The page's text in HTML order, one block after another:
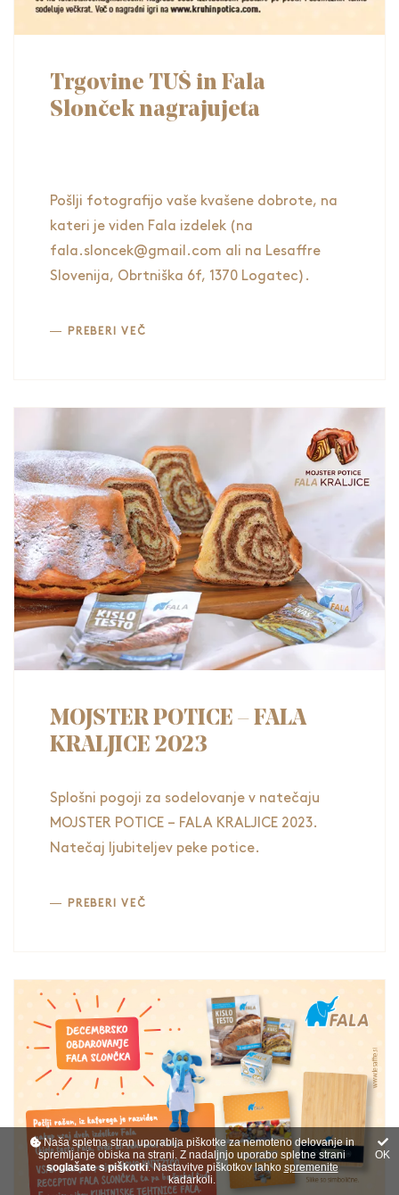
Trgovine TUŠ in Fala
Slonček nagrajujeta
Pošlji fotografijo vaše kvašene dobrote, na
kateri je viden Fala izdelek (na
fala.sloncek@gmail.com ali na Lesaffre
Slovenija, Obrtniška 6f, 1370 Logatec).
PREBERI VEČ
MOJSTER POTICE – FALA
KRALJICE 2023
Splošni pogoji za sodelovanje v natečaju
MOJSTER POTICE – FALA KRALJICE 2023.
Natečaj ljubiteljev peke potice.
PREBERI VEČ
Naša spletna stran uporablja piškotke za nemoteno delovanje in
spremljanje obiska na strani. Z nadaljnjo uporabo spletne strani
soglašate s piškotki. Nastavitve piškotkov lahko spremenite
kadarkoli.
OK